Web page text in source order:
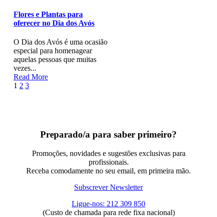
Flores e Plantas para
oferecer no Dia dos Avós
O Dia dos Avós é uma ocasião
especial para homenagear
aquelas pessoas que muitas
vezes...
Read More
Page
1 2 3Next
Preparado/a para saber primeiro?
Promoções, novidades e sugestões exclusivas para
profissionais.
Receba comodamente no seu email, em primeira mão.
Subscrever Newsletter
Ligue-nos: 212 309 850
(Custo de chamada para rede fixa nacional)